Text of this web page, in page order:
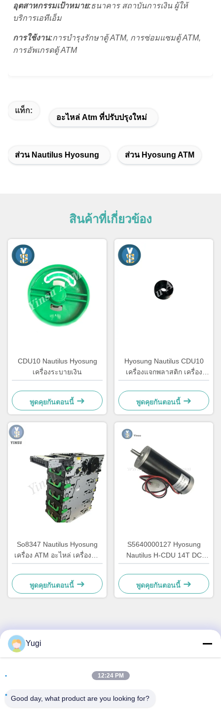
อุตสาหกรรมเป้าหมาย:ธนาคาร สถาบันการเงิน ผู้ให้
บริการเอทีเอ็ม
การใช้งาน:การบำรุงรักษาตู้ ATM, การซ่อมแซมตู้ ATM,
การอัพเกรดตู้ ATM
แท็ก:
อะไหล่ Atm ที่ปรับปรุงใหม่
ส่วน Nautilus Hyosung ส่วน Hyosung ATM
สินค้าที่เกี่ยวข้อง
CDU10 Nautilus Hyosung
เครื่องระบายเงิน
พูดคุยกันตอนนี้
Hyosung Nautilus CDU10
เครื่องแจกพลาสติก เครื่อง
ATM รอลเลอร์ เครื่องชําระ
เงินอัตโนมัติ
พูดคุยกันตอนนี้
So8347 Nautilus Hyosung
เครื่อง ATM อะไหล่ เครื่องชํา
ระเงินอัตโนมัติ
พูดคุยกันตอนนี้
S5640000127 Hyosung
Nautilus H-CDU 14T DC
เครื่องยนต์ ATM หลักอะไหล่
7310000715
พูดคุยกันตอนนี้
ติดต่อด่วน
ห้อง 502 อาคาร 5 สวนอสังหาริมทรัพย์ Qide เลข 2-1 ถนน
Beijiao, โฟชาน, กวางดง, จีน
Yugi
12:24 PM
Good day, what product are you looking for?